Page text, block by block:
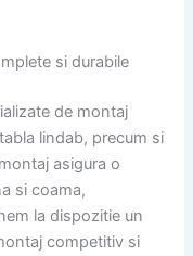
si durabile
de montaj
lindab, precum si
asigura o
si coama,
la dispozitie un
competitiv si